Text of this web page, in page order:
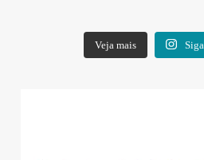
Veja mais